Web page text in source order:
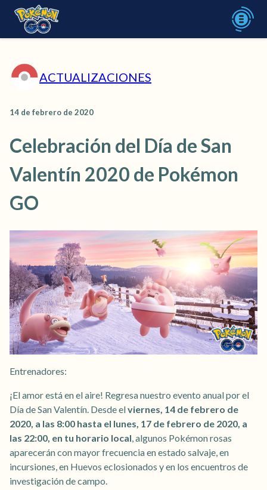
ACTUALIZACIONES
14 de febrero de 2020
Celebración del Día de San
Valentín 2020 de Pokémon
GO
Entrenadores:
¡El amor está en el aire! Regresa nuestro evento anual por el
Día de San Valentín. Desde elviernes, 14 de febrero de
2020, a las 8:00 hasta el lunes, 17 de febrero de 2020, a
las 22:00, en tu horario local, algunos Pokémon rosas
aparecerán con mayor frecuencia en estado salvaje, en
incursiones, en Huevos eclosionados y en los encuentros de
investigación de campo.